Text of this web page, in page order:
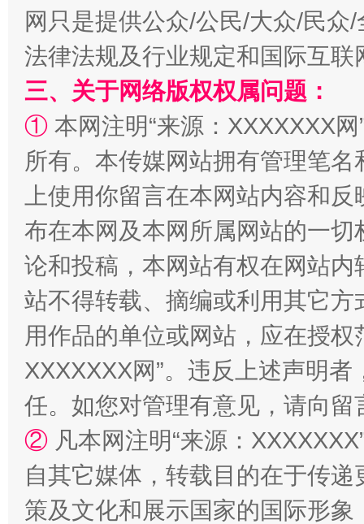
解纷+调解+退费，一次搞定
站台名比不上好声名
漫山遍野的桃花与雪山、麦地、白藏房
网只是提供公众/公民/大众/民
法律法规及行业规定和国际互
三、关于网络版权权属问题：
① 本网注明“来源：XXXXXXX
所有。本传媒网站拥有管理笔
上使用你留言在本网站内容和
布在本网及本网所属网站的一
论和投稿，本网站有权在网站
站不得转载、摘编或利用其它
用作品的单位或网站，应在授
XXXXXXX网”。违反上述声明
任。如您对管理有意见，请向
② 凡本网注明“来源：
自其它媒体，转载目的在于传
策及文化和展示国家的国际形